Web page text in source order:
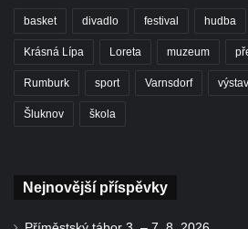
basket divadlo festival hudba
Krásná Lípa Loreta muzeum
Rumburk sport Varnsdorf
Šluknov škola
Nejnovější příspěvky